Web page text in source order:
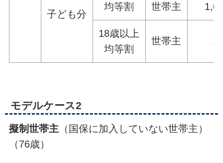
子ども分
均等割 世帯主
18歳以上
均等割
世帯主
モデルケース2
擬制世帯主 （国保に加入していない世帯主）
（76歳）